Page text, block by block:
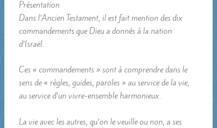
Présentation
Dans l’Ancien Testament, il est fait mention des dix
commandements que Dieu a donnés à la nation
d’Israël.
Ces « commandements » sont à comprendre dans le
sens de « règles, guides, paroles » au service de la vie,
au service d’un vivre-ensemble harmonieux.
La vie avec les autres, qu’on le veuille ou non, a ses